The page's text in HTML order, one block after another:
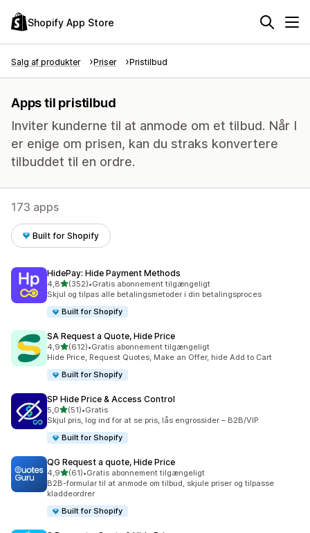
Shopify App Store
Salg af produkter Priser Pristilbud
Apps til pristilbud
Inviter kunderne til at anmode om et tilbud. Når I
er enige om prisen, kan du straks konvertere
tilbuddet til en ordre.
173 apps
Built for Shopify
HidePay: Hide Payment Methods
4,8ud af 5 stjerner
(352)
352 anmeldelser i alt
•Gratis abonnement tilgængeligt
Skjul og tilpas alle betalingsmetoder i din betalingsproces
Built for Shopify
SA Request a Quote, Hide Price
4,9ud af 5 stjerner
(612)
612 anmeldelser i alt
•Gratis abonnement tilgængeligt
Hide Price, Request Quotes, Make an Offer, hide Add to Cart
Built for Shopify
SP Hide Price & Access Control
5,0ud af 5 stjerner
(51)
51 anmeldelser i alt
•Gratis
Skjul pris, log ind for at se pris, lås engrossider – B2B/VIP
Built for Shopify
QG Request a quote, Hide Price
4,9ud af 5 stjerner
(61)
61 anmeldelser i alt
•Gratis abonnement tilgængeligt
B2B-formular til at anmode om tilbud, skjule priser og tilpasse
kladdeordrer
Built for Shopify